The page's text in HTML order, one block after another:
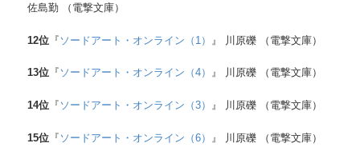
佐島勤 （電撃文庫）
12位 『 ソードアート・オンライン（1） 』 川原礫 （電撃文庫）
13位 『 ソードアート・オンライン（4） 』 川原礫 （電撃文庫）
14位 『 ソードアート・オンライン（3） 』 川原礫 （電撃文庫）
15位 『 ソードアート・オンライン（6） 』 川原礫 （電撃文庫）